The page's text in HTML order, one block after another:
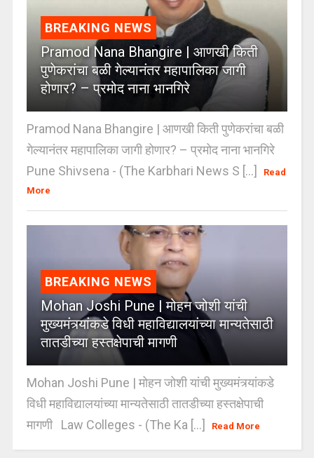
BREAKING NEWS
Pramod Nana Bhangire | आणखी किती
पुणेकरांचा बळी गेल्यानंतर महापालिका जागी
होणार? – प्रमोद नाना भानगिरे
Pramod Nana Bhangire | आणखी किती पुणेकरांचा बळी
गेल्यानंतर महापालिका जागी होणार? – प्रमोद नाना भानगिरे
Pune Shivsena - (The Karbhari News S [...]
Read
More
BREAKING NEWS
Mohan Joshi Pune | मोहन जोशी यांची
मुख्यमंत्र्यांकडे विधी महाविद्यालयांच्या मान्यतेसाठी
तातडीच्या हस्तक्षेपाची मागणी
Mohan Joshi Pune | मोहन जोशी यांची मुख्यमंत्र्यांकडे
विधी महाविद्यालयांच्या मान्यतेसाठी तातडीच्या हस्तक्षेपाची
मागणी Law Colleges - (The Ka [...]
Read More